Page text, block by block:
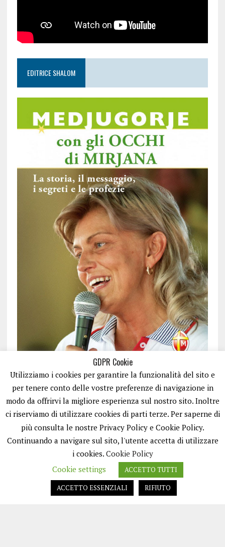
EDITRICE SHALOM
ISCRIVITI
GDPR Cookie
Utilizziamo i cookies per garantire la funzionalità del sito e
per tenere conto delle vostre preferenze di navigazione in
modo da offrirvi la migliore esperienza sul nostro sito. Inoltre
ci riserviamo di utilizzare cookies di parti terze. Per saperne di
più consulta le nostre Privacy Policy e Cookie Policy.
Continuando a navigare sul sito, l'utente accetta di utilizzare
i cookies. Cookie Policy
Cookie settings
ACCETTO TUTTI
ACCETTO ESSENZIALI
RIFIUTO